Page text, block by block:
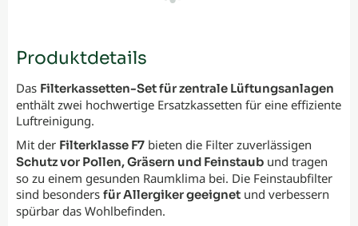
Produktdetails
Das Filterkassetten-Set für zentrale Lüftungsanlagen
enthält zwei hochwertige Ersatzkassetten für eine effiziente
Luftreinigung.
Mit der Filterklasse F7 bieten die Filter zuverlässigen
Schutz vor Pollen, Gräsern und Feinstaub und tragen
so zu einem gesunden Raumklima bei. Die Feinstaubfilter
sind besonders für Allergiker geeignet und verbessern
spürbar das Wohlbefinden.